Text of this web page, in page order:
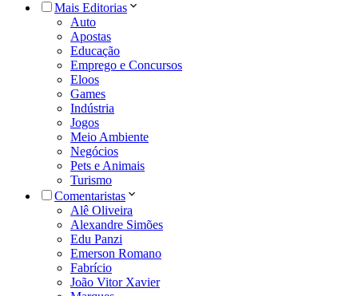
Mais Editorias
Auto
Apostas
Educação
Emprego e Concursos
Eloos
Games
Indústria
Jogos
Meio Ambiente
Negócios
Pets e Animais
Turismo
Comentaristas
Alê Oliveira
Alexandre Simões
Edu Panzi
Emerson Romano
Fabrício
João Vitor Xavier